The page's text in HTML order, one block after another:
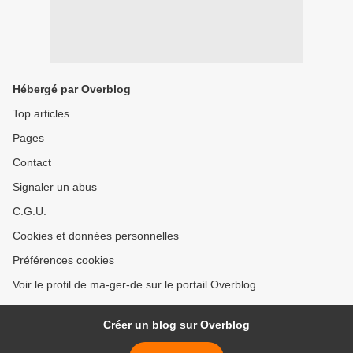
Hébergé par Overblog
Top articles
Pages
Contact
Signaler un abus
C.G.U.
Cookies et données personnelles
Préférences cookies
Voir le profil de ma-ger-de sur le portail Overblog
Créer un blog sur Overblog